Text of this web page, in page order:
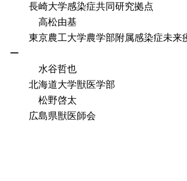
長崎大学感染症共同研究拠点
高松由基
東京農工大学農学部附属感染症未来
ー
水谷哲也
北海道大学獣医学部
松野啓太
広島県獣医師会